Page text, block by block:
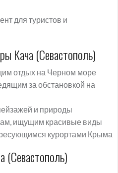
для туристов и
Кача (Севастополь)
отдых на Черном море
за обстановкой на
и природы
ищущим красивые виды
курортами Крыма
(Севастополь)